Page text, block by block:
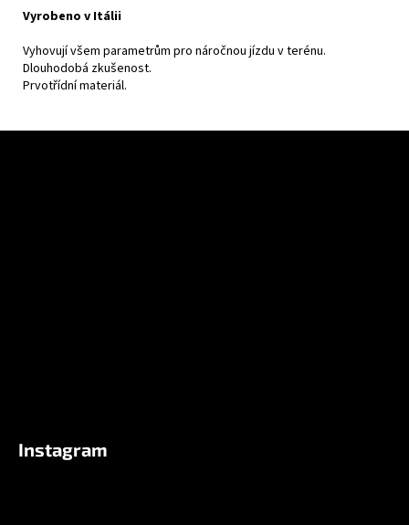
Vyrobeno v Itálii
Vyhovují všem parametrům pro náročnou jízdu v terénu.
Dlouhodobá zkušenost.
Prvotřídní materiál.
Instagram